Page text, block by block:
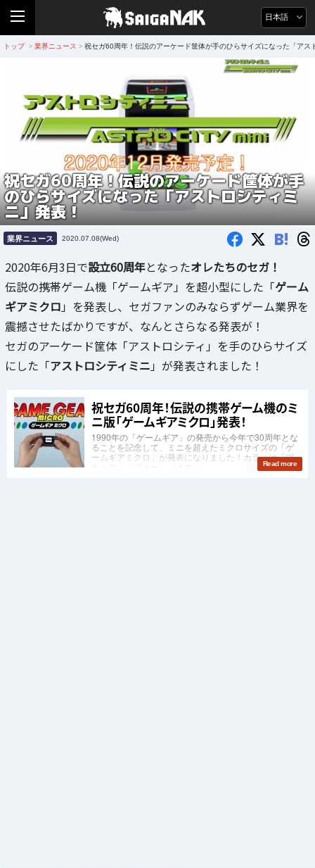
日本語
トップ > 業界ニュース > 祝セガ60周年！伝説のアーケード筐体が手のひらサイズになった「アス
祝セガ60周年！伝説のアーケード筐体が手
のひらサイズになった「アストロシティミ
ニ」発表！
業界ニュース 2020.07.08(Wed) B!
2020年6月3日で設立60周年となったオレたちのセガ！
伝説の携帯ゲーム機「ゲームギア」を超小型にした「ゲーム
ギアミクロ 」を発表し、セガファンのみならずゲーム業界を
震撼させたばかりですが、なんとさらなる発表が！
セガのアーケード筐体「アストロシティ」を手のひらサイズ
にした「アストロシティミニ 」が発表されました！